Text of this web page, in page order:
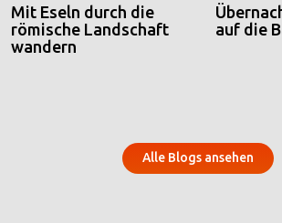
Mit Eseln durch die
römische Landschaft
wandern
auf die
Alle Blogs ansehen